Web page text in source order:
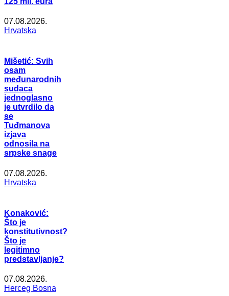
07.08.2026.
Hrvatska
Mišetić: Svih
osam
međunarodnih
sudaca
jednoglasno
je utvrdilo da
se
Tuđmanova
izjava
odnosila na
srpske snage
07.08.2026.
Hrvatska
Konaković:
Što je
konstitutivnost?
Što je
legitimno
predstavljanje?
07.08.2026.
Herceg Bosna